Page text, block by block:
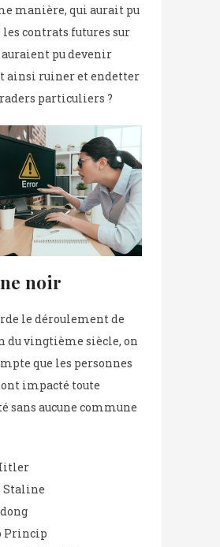
manière, qui aurait pu
les contrats futures sur
pu devenir
ainsi ruiner et endetter
particuliers ?
noir
le déroulement de
du vingtième siècle, on
que les personnes
impacté toute
sans aucune commune
Staline
Princip